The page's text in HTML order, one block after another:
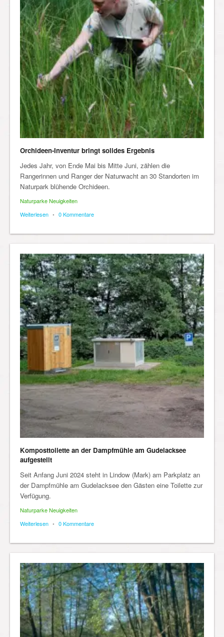
Orchideen-Inventur bringt solides Ergebnis
Jedes Jahr, von Ende Mai bis Mitte Juni, zählen die
Rangerinnen und Ranger der Naturwacht an 30 Standorten im
Naturpark blühende Orchideen.
Naturparke Neuigkeiten
Weiterlesen • 0 Kommentare
Komposttoilette an der Dampfmühle am Gudelacksee
aufgestellt
Seit Anfang Juni 2024 steht in Lindow (Mark) am Parkplatz an
der Dampfmühle am Gudelacksee den Gästen eine Toilette zur
Verfügung.
Naturparke Neuigkeiten
Weiterlesen • 0 Kommentare